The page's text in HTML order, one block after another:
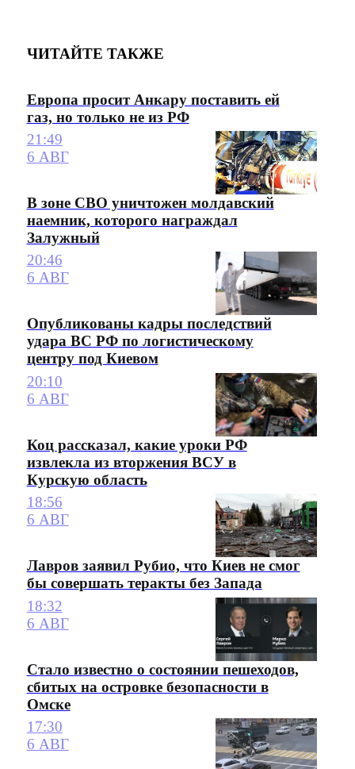
ЧИТАЙТЕ ТАКЖЕ
Европа просит Анкару поставить ей
газ, но только не из РФ
21:49
6 АВГ
В зоне СВО уничтожен молдавский
наемник, которого награждал
Залужный
20:46
6 АВГ
Опубликованы кадры последствий
удара ВС РФ по логистическому
центру под Киевом
20:10
6 АВГ
Коц рассказал, какие уроки РФ
извлекла из вторжения ВСУ в
Курскую область
18:56
6 АВГ
Лавров заявил Рубио, что Киев не смог
бы совершать теракты без Запада
18:32
6 АВГ
Стало известно о состоянии пешеходов,
сбитых на островке безопасности в
Омске
17:30
6 АВГ